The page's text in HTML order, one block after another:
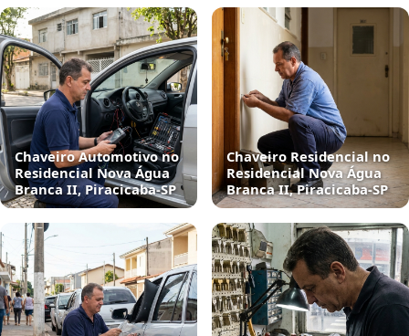
Chaveiro Automotivo no
Residencial Nova Água
Branca II, Piracicaba‑SP
Chaveiro Residencial no
Residencial Nova Água
Branca II, Piracicaba‑SP